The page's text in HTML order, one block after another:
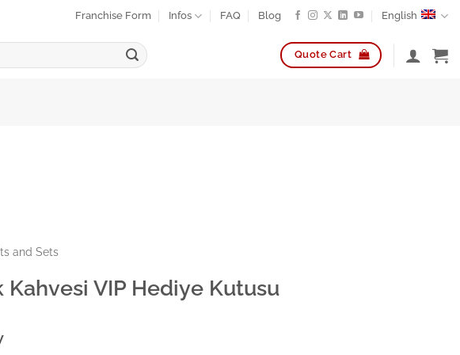
Franchise Form Infos FAQ Blog English
Quote Cart
and Sets
Kahvesi VIP Hediye Kutusu